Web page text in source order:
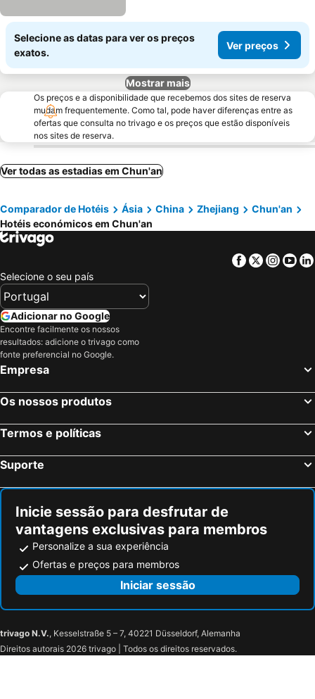
Selecione as datas para ver os preços
exatos.
Ver preços
Mostrar mais
Os preços e a disponibilidade que recebemos dos sites de reserva
mudam frequentemente. Como tal, pode haver diferenças entre as
ofertas que consulta no trivago e os preços que estão disponíveis
nos sites de reserva.
Ver todas as estadias em Chun'an
Comparador de Hotéis Ásia China Zhejiang
Chun'an
Hotéis económicos em Chun'an
Facebook
Twitter
Selecione o seu país
Adicionar no Google
Encontre facilmente os nossos
resultados: adicione o trivago como
fonte preferencial no Google.
Empresa
Os nossos produtos
Termos e políticas
Suporte
Inicie sessão para desfrutar de
vantagens exclusivas para membros
Personalize a sua experiência
Ofertas e preços para membros
Iniciar sessão
trivago N.V., Kesselstraße 5 – 7, 40221 Düsseldorf, Alemanha
Direitos autorais 2026 trivago | Todos os direitos reservados.